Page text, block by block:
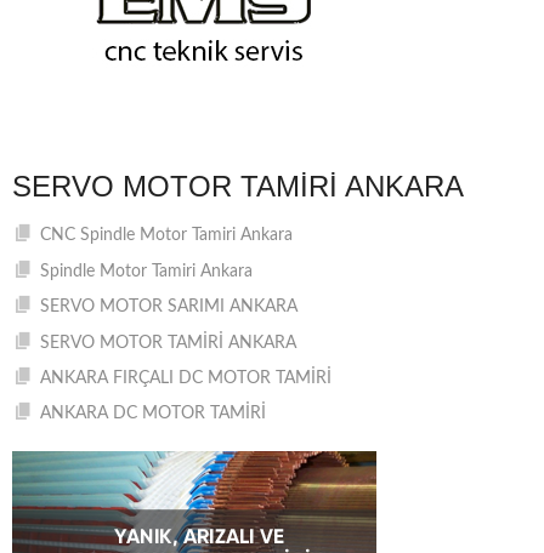
SERVO MOTOR TAMIRI ANKARA
CNC Spindle Motor Tamiri Ankara
Spindle Motor Tamiri Ankara
SERVO MOTOR SARIMI ANKARA
SERVO MOTOR TAMİRİ ANKARA
ANKARA FIRÇALI DC MOTOR TAMİRİ
ANKARA DC MOTOR TAMİRİ